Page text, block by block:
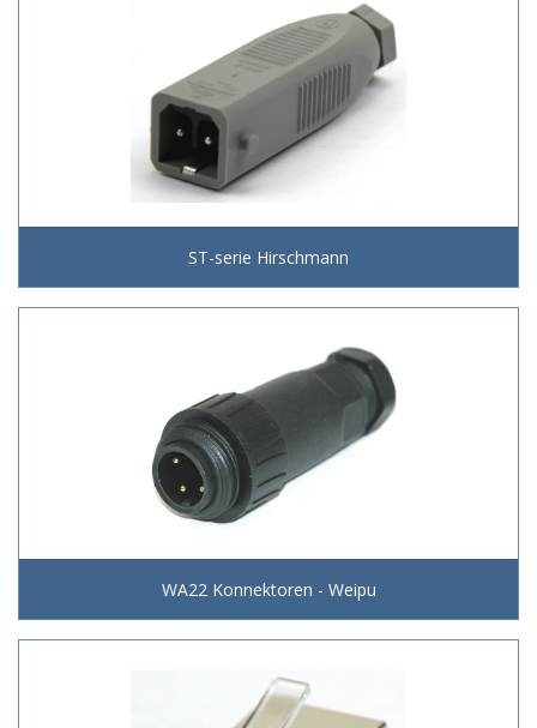
ST-serie Hirschmann
WA22 Konnektoren - Weipu